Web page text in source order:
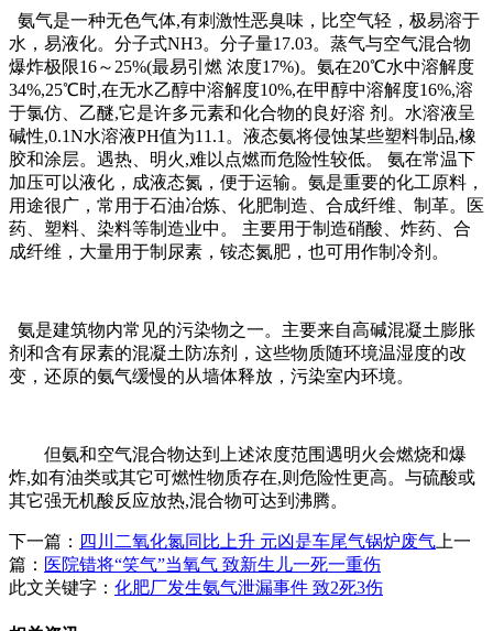
氨气是一种无色气体,有刺激性恶臭味，比空气轻，极易溶于
水，易液化。分子式NH3。分子量17.03。蒸气与空气混合物
爆炸极限16～25%(最易引燃 浓度17%)。氨在20℃水中溶解度
34%,25℃时,在无水乙醇中溶解度10%,在甲醇中溶解度16%,溶
于氯仿、乙醚,它是许多元素和化合物的良好溶 剂。水溶液呈
碱性,0.1N水溶液PH值为11.1。液态氨将侵蚀某些塑料制品,橡
胶和涂层。遇热、明火,难以点燃而危险性较低。 氨在常温下
加压可以液化，成液态氮，便于运输。氨是重要的化工原料，
用途很广，常用于石油冶炼、化肥制造、合成纤维、制革。医
药、塑料、染料等制造业中。 主要用于制造硝酸、炸药、合
成纤维，大量用于制尿素，铵态氮肥，也可用作制冷剂。
氨是建筑物内常见的污染物之一。主要来自高碱混凝土膨胀
剂和含有尿素的混凝土防冻剂，这些物质随环境温湿度的改
变，还原的氨气缓慢的从墙体释放，污染室内环境。
但氨和空气混合物达到上述浓度范围遇明火会燃烧和爆
炸,如有油类或其它可燃性物质存在,则危险性更高。与硫酸或
其它强无机酸反应放热,混合物可达到沸腾。
下一篇： 四川二氧化氮同比上升 元凶是车尾气锅炉废气 上一
篇： 医院错将“笑气”当氧气 致新生儿一死一重伤
此文关键字： 化肥厂发生氨气泄漏事件 致2死3伤